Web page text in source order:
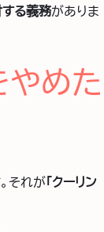
する義務がありま
やめた
それが 「クーリン